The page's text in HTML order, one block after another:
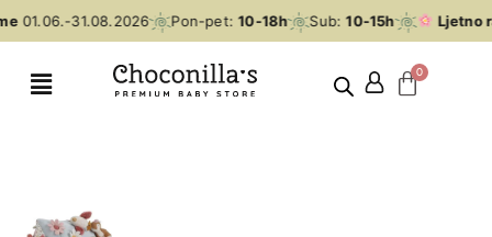
01.06.-31.08.2026 Pon-pet:10-18h Sub:10-15h Ljetno